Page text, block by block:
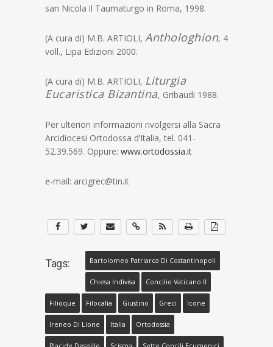
san Nicola il Taumaturgo in Roma, 1998.
(A cura di) M.B. ARTIOLI, Anthologhion, 4
voll., Lipa Edizioni 2000.
(A cura di) M.B. ARTIOLI, Liturgia
Eucaristica Bizantina, Gribaudi 1988.
Per ulteriori informazioni rivolgersi alla Sacra
Arcidiocesi Ortodossa d’Italia, tel. 041-
52.39.569. Oppure: www.ortodossia.it
e-mail: arcigrec@tin.it
Tags: Bartolomeo Patriarca Di Costantinopoli
Chiesa Indivisa Concilio Vaticano II
Filioque Filocalìa Giustino Greci Icone
Ireneo Di Lione Italia Ortodossia